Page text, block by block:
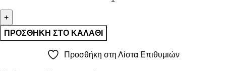
ΠΡΟΣΘΉΚΗ ΣΤΟ ΚΑΛΆΘΙ
Προσθήκη στη Λίστα Επιθυμιών